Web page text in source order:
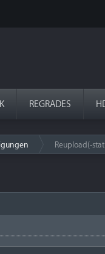
REGRADES
Reupload(-